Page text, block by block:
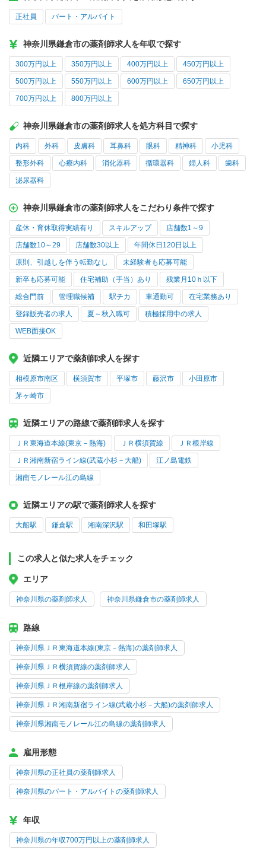
正社員 パート・アルバイト
神奈川県鎌倉市の薬剤師求人を年収で探す
300万円以上 350万円以上 400万円以上 450万円以上
500万円以上 550万円以上 600万円以上 650万円以上
700万円以上 800万円以上
神奈川県鎌倉市の薬剤師求人を処方科目で探す
内科 外科 皮膚科 耳鼻科 眼科 精神科 小児科
整形外科 心療内科 消化器科 循環器科 婦人科 歯科
泌尿器科
神奈川県鎌倉市の薬剤師求人をこだわり条件で探す
産休・育休取得実績有り スキルアップ 店舗数1～9
店舗数10～29 店舗数30以上 年間休日120日以上
原則、引越しを伴う転勤なし 未経験者も応募可能
新卒も応募可能 住宅補助（手当）あり 残業月10ｈ以下
総合門前 管理職候補 駅チカ 車通勤可 在宅業務あり
登録販売者の求人 夏～秋入職可 積極採用中の求人
WEB面接OK
近隣エリアで薬剤師求人を探す
相模原市南区 横須賀市 平塚市 藤沢市 小田原市
茅ヶ崎市
近隣エリアの路線で薬剤師求人を探す
ＪＲ東海道本線(東京－熱海) ＪＲ横須賀線 ＪＲ根岸線
ＪＲ湘南新宿ライン線(武蔵小杉－大船) 江ノ島電鉄
湘南モノレール江の島線
近隣エリアの駅で薬剤師求人を探す
大船駅 鎌倉駅 湘南深沢駅 和田塚駅
この求人と似た求人をチェック
エリア
神奈川県の薬剤師求人 神奈川県鎌倉市の薬剤師求人
路線
神奈川県ＪＲ東海道本線(東京－熱海)の薬剤師求人
神奈川県ＪＲ横須賀線の薬剤師求人
神奈川県ＪＲ根岸線の薬剤師求人
神奈川県ＪＲ湘南新宿ライン線(武蔵小杉－大船)の薬剤師求人
神奈川県湘南モノレール江の島線の薬剤師求人
雇用形態
神奈川県の正社員の薬剤師求人
神奈川県のパート・アルバイトの薬剤師求人
年収
神奈川県の年収700万円以上の薬剤師求人